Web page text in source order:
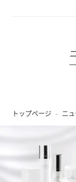
トップページ ニ